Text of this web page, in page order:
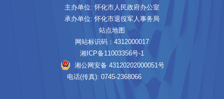
主办单位: 怀化市人民政府办公室
承办单位: 怀化市退役军人事务局
站点地图
网站标识码：4312000017
湘ICP备11003356号-1
湘公网安备 43120202000051号
电话(传真): 0745-2368066